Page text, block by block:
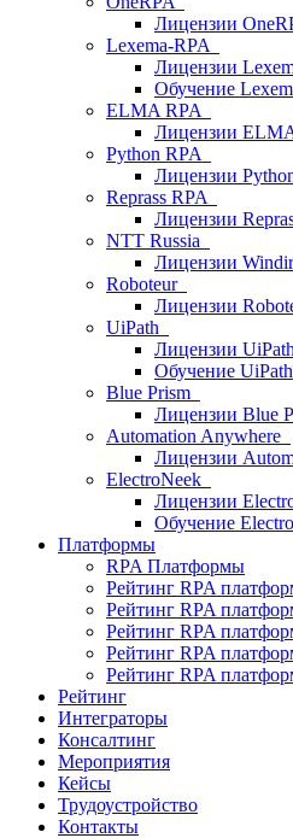
Лицензии
Lexema-RPA
Лицензии
Обучение
ELMA RPA
Лицензии
Python RPA
Лицензии
Reprass RPA
Лицензии
NTT Russia
Лицензии
Roboteur
Лицензии
UiPath
Лицензии UiPath
Обучение UiPath
Blue Prism
Лицензии Blue
Automation Anywhere
Лицензии
ElectroNeek
Лицензии
Обучение
Платформы
RPA Платформы
Рейтинг RPA
Рейтинг RPA
Рейтинг RPA
Рейтинг RPA
Рейтинг RPA
Рейтинг
Интеграторы
Консалтинг
Mероприятия
Кейсы
Трудоустройство
Контакты